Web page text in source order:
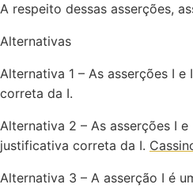
A respeito dessas asserções,
Alternativas
Alternativa 1 – As asserções I
correta da I.
Alternativa 2 – As asserções I
justificativa correta da I.
Alternativa 3 – A asserção I é